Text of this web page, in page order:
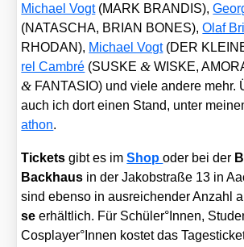
Micha­el Vogt(MARK BRANDIS),
(NATASCHA, BRIAN BONES),Olaf Brill
RHODAN), Micha­el Vogt(DER
rel Cam­bré (SUSKE& WISKE,
& FANTASIO) und vie­le ande­re mehr.
auch ich dort einen Stand, unter
athon.
Ticketsgibt es imShopoder bei der
Back­haus in der Jakobstra­ße 13 in
sind eben­so in aus­rei­chen­der Anzahl
seerhält­lich. Für Schüler°Innen,
Cosplayer°Innen kos­tet das